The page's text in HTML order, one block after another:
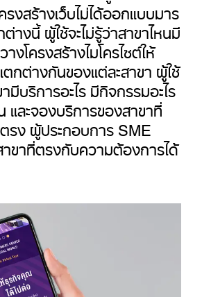
รงสร้างเว็บไม่ได้ออกแบบมาร
างนี้ ผู้ใช้จะไม่รู้ว่าสาขาไหนมี
งโครงสร้างไมโครไซต์ให้
กต่างกันของแต่ละสาขา ผู้ใช้
มีบริการอะไร มีกิจกรรมอะไร
และจองบริการของสาขาที่
รง ผู้ประกอบการ SME
าขาที่ตรงกับความต้องการได้